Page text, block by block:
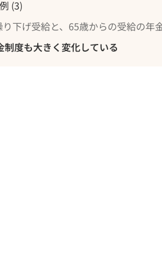
(3)
り下げ受給と、65歳からの受給の年
制度も大きく変化している